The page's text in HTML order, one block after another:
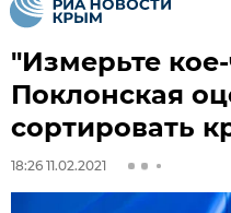
"Измерьте
Поклонская
сортировать
18:26 11.02.2021